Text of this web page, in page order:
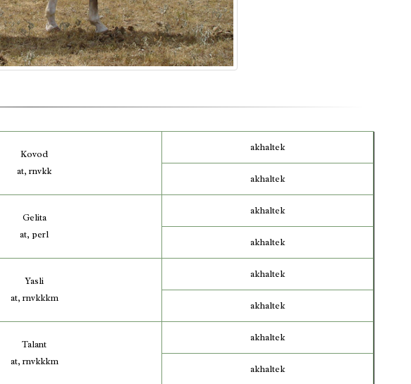
Kovod
at, rnvkk
akhaltek
akhaltek
Gelita
at, perl
akhaltek
akhaltek
Yasli
at, rnvkkkm
akhaltek
akhaltek
Talant
at, rnvkkkm
akhaltek
akhaltek